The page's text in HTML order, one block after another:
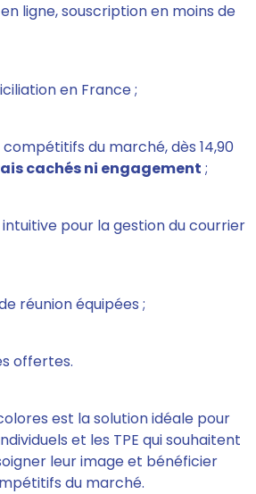
ligne, souscription en moins de
en France ;
du marché, dès 14,90
cachés ni engagement ;
pour la gestion du courrier
réunion équipées ;
offertes.
est la solution idéale pour
et les TPE qui souhaitent
leur image et bénéficier
du marché.